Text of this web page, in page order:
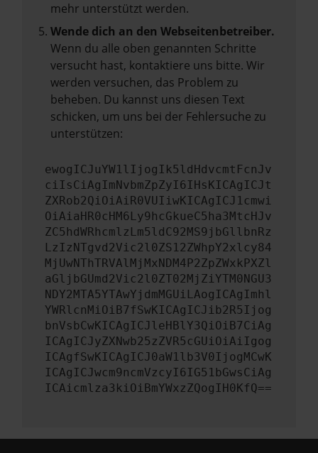
mehr unterstützt werden.
Wende dich an den Webseitenbetreiber.
Wenn du alle oben genannten Schritte
versucht hast, kontaktiere uns bitte. Wir
werden versuchen, das Problem zu
beheben. Du kannst uns diesen Text
schicken, um uns bei der Fehlersuche zu
unterstützen:
ewogICJuYW1lIjogIk5ldHdvcmtFcnJv
ciIsCiAgImNvbmZpZyI6IHsKICAgICJt
ZXRob2QiOiAiR0VUIiwKICAgICJ1cmwi
OiAiaHR0cHM6Ly9hcGkueC5ha3MtcHJv
ZC5hdWRhcmlzLm5ldC92MS9jbGllbnRz
LzIzNTgvd2Vic2l0ZS12ZWhpY2xlcy84
MjUwNThTRVAlMjMxNDM4P2ZpZWxkPXZl
aGljbGUmd2Vic2l0ZT02MjZiYTM0NGU3
NDY2MTA5YTAwYjdmMGUiLAogICAgImhl
YWRlcnMiOiB7fSwKICAgICJib2R5Ijog
bnVsbCwKICAgICJleHBlY3QiOiB7CiAg
ICAgICJyZXNwb25zZVR5cGUiOiAiIgog
ICAgfSwKICAgICJ0aW1lb3V0IjogMCwK
ICAgICJwcm9ncmVzcyI6IG51bGwsCiAg
ICAicmlza3kiOiBmYWxzZQogIH0KfQ==